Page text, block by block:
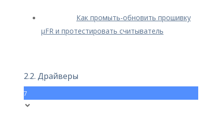
Как промыть-обновить прошивку
μFR и протестировать считыватель
2.2. Драйверы
7